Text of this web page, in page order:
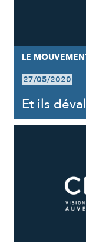
LE
27/05/2020
Et ils